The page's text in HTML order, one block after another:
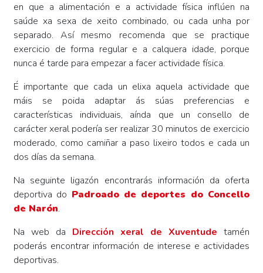
en que a alimentación e a actividade física inflúen na
saúde xa sexa de xeito combinado, ou cada unha por
separado. Así mesmo recomenda que se practique
exercicio de forma regular e a calquera idade, porque
nunca é tarde para empezar a facer actividade física.
É importante que cada un elixa aquela actividade que
máis se poida adaptar ás súas preferencias e
características individuais, aínda que un consello de
carácter xeral podería ser realizar 30 minutos de exercicio
moderado, como camiñar a paso lixeiro todos e cada un
dos días da semana.
Na seguinte ligazón encontrarás información da oferta
deportiva do Padroado de deportes do Concello
de Narón.
Na web da Dirección xeral de Xuventude tamén
poderás encontrar información de interese e actividades
deportivas.